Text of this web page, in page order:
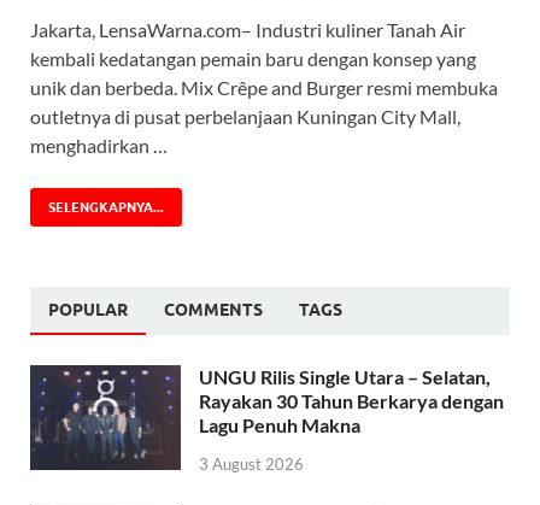
Jakarta, LensaWarna.com– Industri kuliner Tanah Air
kembali kedatangan pemain baru dengan konsep yang
unik dan berbeda. Mix Crêpe and Burger resmi membuka
outletnya di pusat perbelanjaan Kuningan City Mall,
menghadirkan …
SELENGKAPNYA...
POPULAR COMMENTS TAGS
UNGU Rilis Single Utara – Selatan,
Rayakan 30 Tahun Berkarya dengan
Lagu Penuh Makna
3 August 2026